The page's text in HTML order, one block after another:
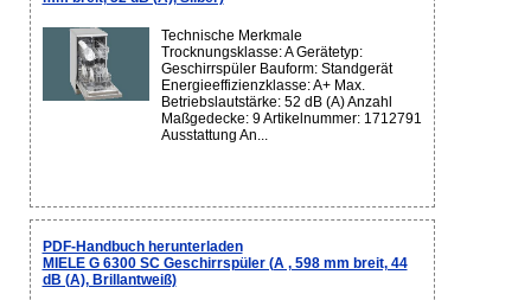
Technische Merkmale
Trocknungsklasse: A Gerätetyp:
Geschirrspüler Bauform: Standgerät
Energieeffizienzklasse: A+ Max.
Betriebslautstärke: 52 dB (A) Anzahl
Maßgedecke: 9 Artikelnummer: 1712791
Ausstattung An...
PDF-Handbuch herunterladen
MIELE G 6300 SC Geschirrspüler (A , 598 mm breit, 44
dB (A), Brillantweiß)